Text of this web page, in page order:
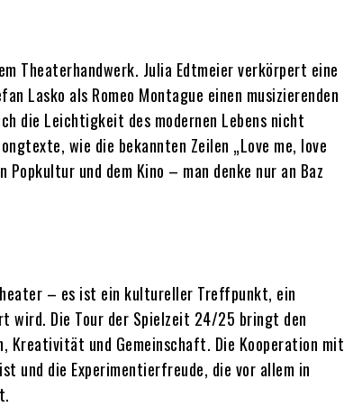
Theaterhandwerk. Julia Edtmeier verkörpert eine
Lasko als Romeo Montague einen musizierenden
die Leichtigkeit des modernen Lebens nicht
wie die bekannten Zeilen „Love me, love
und dem Kino – man denke nur an Baz
– es ist ein kultureller Treffpunkt, ein
wird. Die Tour der Spielzeit 24/25 bringt den
Kreativität und Gemeinschaft. Die Kooperation mit
und die Experimentierfreude, die vor allem in